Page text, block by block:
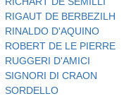
RIGAUT DE BERBEZILH
RINALDO D'AQUINO
ROBERT DE LE PIERRE
RUGGERI D'AMICI
SIGNORI DI CRAON
SORDELLO